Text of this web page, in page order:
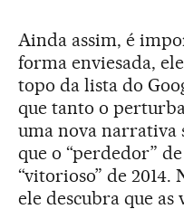
Ainda assim, é
forma enviesada,
topo da lista do
que tanto o
uma nova narrativa
que o “perdedor”
“vitorioso” de 2014.
ele descubra que as